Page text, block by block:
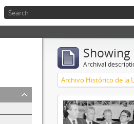
Archival
Archivo Histórico de la